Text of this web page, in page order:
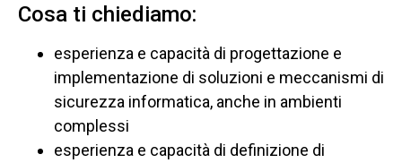
Cosa ti chiediamo:
esperienza e capacità di progettazione e
implementazione di soluzioni e meccanismi di
sicurezza informatica, anche in ambienti
complessi
esperienza e capacità di definizione di